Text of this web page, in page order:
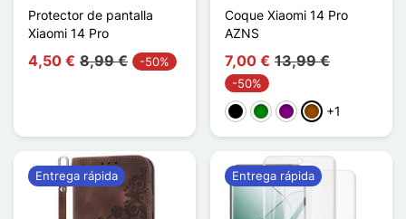
Protector de pantalla
Xiaomi 14 Pro
4,50 € 8,99 € -50%
Coque Xiaomi 14 Pro
AZNS
7,00 € 13,99 €
-50%
NegroVerdePúrpuraMarrón
+1
Entrega rápida Entrega rápida